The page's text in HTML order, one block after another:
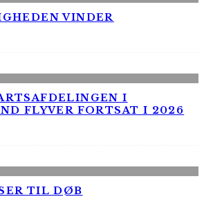
VINDER
I
FLYVER FORTSAT I 2026
TIL DØB